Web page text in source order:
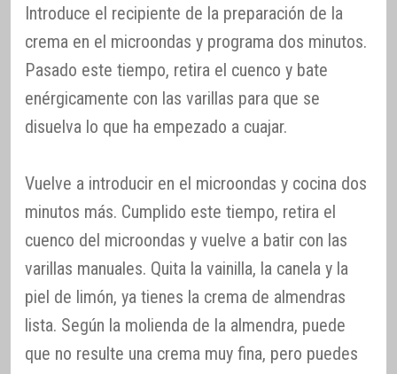
Introduce el recipiente de la preparación de la
crema en el microondas y programa dos minutos.
Pasado este tiempo, retira el cuenco y bate
enérgicamente con las varillas para que se
disuelva lo que ha empezado a cuajar.
Vuelve a introducir en el microondas y cocina dos
minutos más. Cumplido este tiempo, retira el
cuenco del microondas y vuelve a batir con las
varillas manuales. Quita la vainilla, la canela y la
piel de limón, ya tienes la crema de almendras
lista. Según la molienda de la almendra, puede
que no resulte una crema muy fina, pero puedes